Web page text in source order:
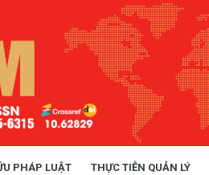
PHÁP LUẬT THỰC TIỄN QUẢN LÝ